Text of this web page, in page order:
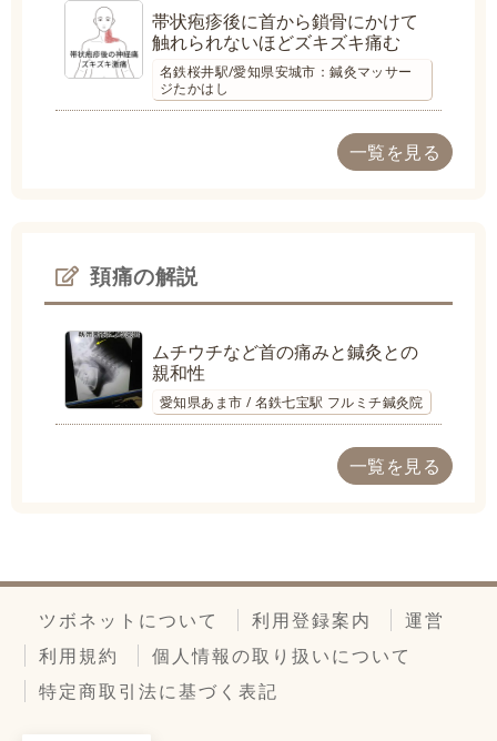
帯状疱疹後に首から鎖骨にかけて
触れられないほどズキズキ痛む
名鉄桜井駅/愛知県安城市：鍼灸マッサー
ジたかはし
一覧を見る
頚痛の解説
ムチウチなど首の痛みと鍼灸との
親和性
愛知県あま市 / 名鉄七宝駅 フルミチ鍼灸院
一覧を見る
ツボネットについて 利用登録案内
運営
利用規約
個人情報の取り扱いについて
特定商取引法に基づく表記